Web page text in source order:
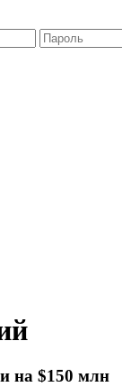
на $150 млн